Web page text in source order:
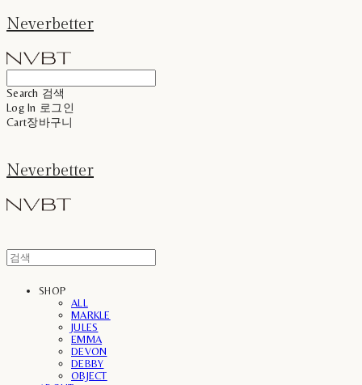
Neverbetter
Search 검색
Log In 로그인
Cart장바구니
Neverbetter
SHOP
ALL
MARKLE
JULES
EMMA
DEVON
DEBBY
OBJECT